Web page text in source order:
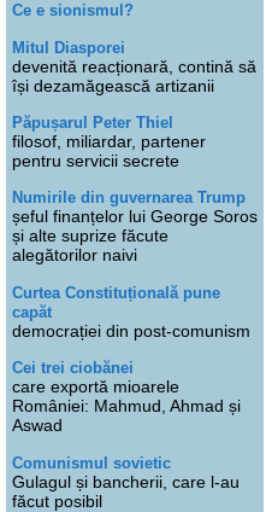
Ce e sionismul?
Mitul Diasporei
devenită reacționară, contină să
își dezamăgească artizanii
Păpușarul Peter Thiel
filosof, miliardar, partener
pentru servicii secrete
Numirile din guvernarea Trump
șeful finanțelor lui George Soros
și alte suprize făcute
alegătorilor naivi
Curtea Constituțională pune
capăt
democrației din post-comunism
Cei trei ciobănei
care exportă mioarele
României: Mahmud, Ahmad și
Aswad
Comunismul sovietic
Gulagul și bancherii, care l-au
făcut posibil